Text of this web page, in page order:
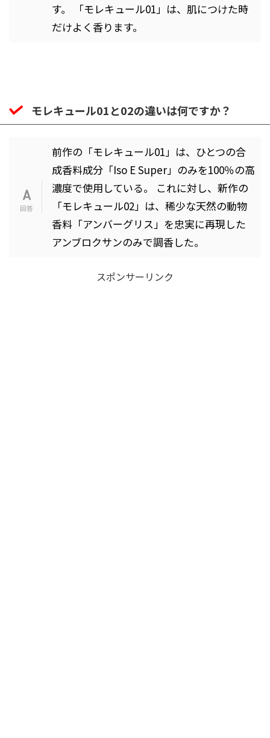
す。 「モレキュール01」は、肌につけた時
だけよく香ります。
モレキュール01と02の違いは何ですか？
前作の「モレキュール01」は、ひとつの合
成香料成分「Iso E Super」のみを100％の高
濃度で使用している。 これに対し、新作の
「モレキュール02」は、稀少な天然の動物
香料「アンバーグリス」を忠実に再現した
アンブロクサンのみで調香した。
スポンサーリンク